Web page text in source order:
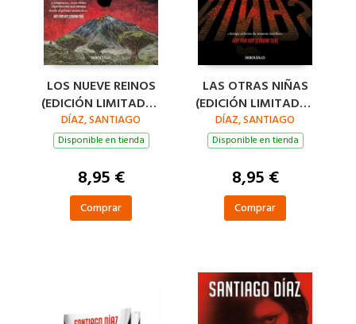
LOS NUEVE REINOS
(EDICIÓN LIMITADA ·
VERANO)
DÍAZ, SANTIAGO
Disponible en tienda
8,95 €
Comprar
LAS OTRAS NIÑAS
(EDICIÓN LIMITADA ·
VERANO) (INDIRA
RAMOS 2)
DÍAZ, SANTIAGO
Disponible en tienda
8,95 €
Comprar